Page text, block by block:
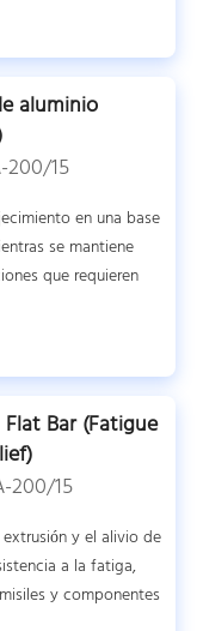
aluminio
200/15
en una base
se mantiene
que requieren
Flat Bar (Fatigue
200/15
extrusión y el alivio de
a la fatiga,
y componentes